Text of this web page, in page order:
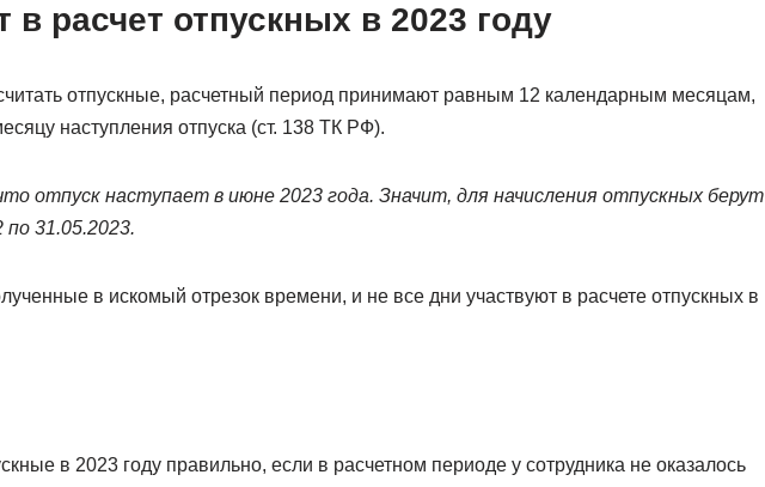
в расчет отпускных в 2023 году
отпускные, расчетный период принимают равным 12 календарным месяцам,
наступления отпуска (ст. 138 ТК РФ).
отпуск наступает в июне 2023 года. Значит, для начисления отпускных берут
по 31.05.2023.
в искомый отрезок времени, и не все дни участвуют в расчете отпускных в
в 2023 году правильно, если в расчетном периоде у сотрудника не оказалось